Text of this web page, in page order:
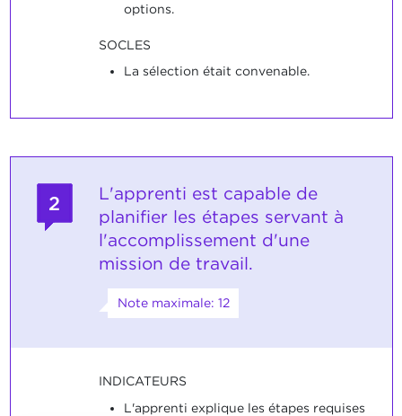
options.
SOCLES
La sélection était convenable.
2
L'apprenti est capable de
planifier les étapes servant à
l'accomplissement d'une
mission de travail.
Note maximale: 12
INDICATEURS
L'apprenti explique les étapes requises